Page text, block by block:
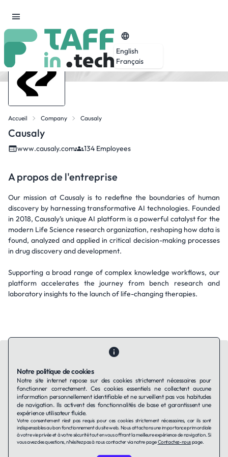
English
Français
Accueil Company Causaly
Causaly
www.causaly.com 134 Employees
A propos de l'entreprise
Our mission at Causaly is to redefine the boundaries of human
discovery by harnessing transformative AI technologies. Founded
in 2018, Causaly’s unique AI platform is a powerful catalyst for the
modern Life Science research organization, reshaping how data is
found, analyzed and applied in critical decision-making processes
in drug discovery and development.
Supporting a broad range of complex knowledge workflows, our
platform accelerates the journey from bench research and
laboratory insights to the launch of life-changing therapies.
Contactez-nousQui sommes-nous ?Ils utilisent Taffin.tech
Politique de confidentialitéConditions générales
Politique de cookies
LinkedIn
Notre politique de cookies
Notre site internet repose sur des cookies strictement nécessaires pour
fonctionner correctement. Ces cookies essentiels ne collectent aucune
information personnellement identifiable et ne surveillent pas vos habitudes
de navigation. Ils activent des fonctionnalités de base et garantissent une
expérience utilisateur fluide.
Votre consentement n'est pas requis pour ces cookies strictement nécessaires, car ils sont
indispensables au bon fonctionnement du site web. Nous attachons une importance primordiale
à votre vie privée et à votre sécurité tout en vous offrant la meilleure expérience de navigation. Si
vous avez des questions, n'hésitez pas à nous contacter via notre pageContactez-nouspage.